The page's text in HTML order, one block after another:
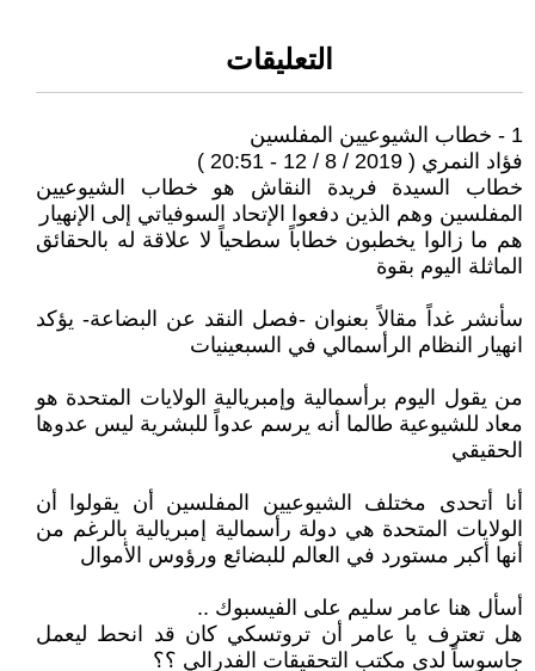
التعليقات
1 - خطاب الشيوعيين المفلسين
فؤاد النمري ( 2019 / 8 / 12 - 20:51 )
خطاب السيدة فريدة النقاش هو خطاب الشيوعيين
المفلسين وهم الذين دفعوا الإتحاد السوفياتي إلى الإنهيار
هم ما زالوا يخطبون خطاباً سطحياً لا علاقة له بالحقائق
الماثلة اليوم بقوة
سأنشر غداً مقالاً بعنوان -فصل النقد عن البضاعة- يؤكد
انهيار النظام الرأسمالي في السبعينيات
من يقول اليوم برأسمالية وإمبريالية الولايات المتحدة هو
معاد للشيوعية طالما أنه يرسم عدواً للبشرية ليس عدوها
الحقيقي
أنا أتحدى مختلف الشيوعيين المفلسين أن يقولوا أن
الولايات المتحدة هي دولة رأسمالية إمبريالية بالرغم من
أنها أكبر مستورد في العالم للبضائع ورؤوس الأموال
أسأل هنا عامر سليم على الفيسبوك ..
هل تعترف يا عامر أن تروتسكي كان قد انحط ليعمل
جاسوساً لدى مكتب التحقيقات الفدرالي ؟؟